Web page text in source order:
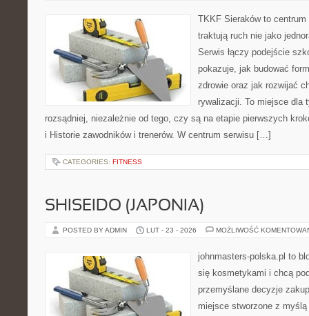
TKKF Sieraków to
traktują ruch nie jako
Serwis łączy podejście
pokazuje, jak budować
zdrowie oraz jak rozwijać
rywalizacji. To miejsce dla
rozsądniej, niezależnie od tego, czy są na etapie pierwszych
i Historie zawodników i trenerów. W centrum serwisu […]
CATEGORIES: FITNESS
SHISEIDO (JAPONIA)
POSTED BY ADMIN LUT - 23 - 2026 MOŻLIWOŚĆ
johnmasters-polska.pl to
się kosmetykami i chcą
przemyślane decyzje
miejsce stworzone z